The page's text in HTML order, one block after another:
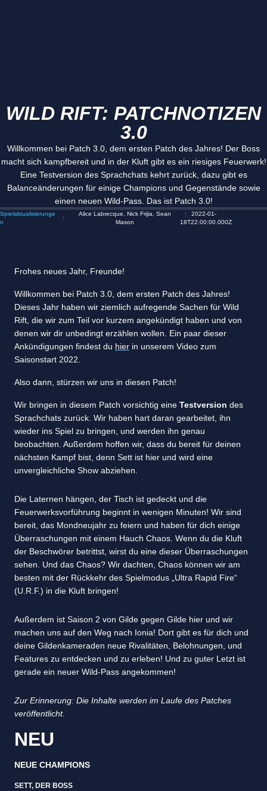
WILD RIFT: PATCHNOTIZEN
3.0
Willkommen bei Patch 3.0, dem ersten Patch des Jahres! Der Boss
macht sich kampfbereit und in der Kluft gibt es ein riesiges Feuerwerk!
Eine Testversion des Sprachchats kehrt zurück, dazu gibt es
Balanceänderungen für einige Champions und Gegenstände sowie
einen neuen Wild-Pass. Das ist Patch 3.0!
Spielaktualisierunge
n
Alice Labrecque, Nick Frijia, Sean
Mason
2022-01-
18T22:00:00.000Z
Frohes neues Jahr, Freunde!
Willkommen bei Patch 3.0, dem ersten Patch des Jahres!
Dieses Jahr haben wir ziemlich aufregende Sachen für Wild
Rift, die wir zum Teil vor kurzem angekündigt haben und von
denen wir dir unbedingt erzählen wollen. Ein paar dieser
Ankündigungen findest du hier in unserem Video zum
Saisonstart 2022.
Also dann, stürzen wir uns in diesen Patch!
Wir bringen in diesem Patch vorsichtig eine Testversion des
Sprachchats zurück. Wir haben hart daran gearbeitet, ihn
wieder ins Spiel zu bringen, und werden ihn genau
beobachten. Außerdem hoffen wir, dass du bereit für deinen
nächsten Kampf bist, denn Sett ist hier und wird eine
unvergleichliche Show abziehen.
Die Laternen hängen, der Tisch ist gedeckt und die
Feuerwerksvorführung beginnt in wenigen Minuten! Wir sind
bereit, das Mondneujahr zu feiern und haben für dich einige
Überraschungen mit einem Hauch Chaos. Wenn du die Kluft
der Beschwörer betrittst, wirst du eine dieser Überraschungen
sehen. Und das Chaos? Wir dachten, Chaos können wir am
besten mit der Rückkehr des Spielmodus „Ultra Rapid Fire“
(U.R.F.) in die Kluft bringen!
Außerdem ist Saison 2 von Gilde gegen Gilde hier und wir
machen uns auf den Weg nach Ionia! Dort gibt es für dich und
deine Gildenkameraden neue Rivalitäten, Belohnungen, und
Features zu entdecken und zu erleben! Und zu guter Letzt ist
gerade ein neuer Wild-Pass angekommen!
Zur Erinnerung: Die Inhalte werden im Laufe des Patches
veröffentlicht.
NEU
NEUE CHAMPIONS
SETT, DER BOSS